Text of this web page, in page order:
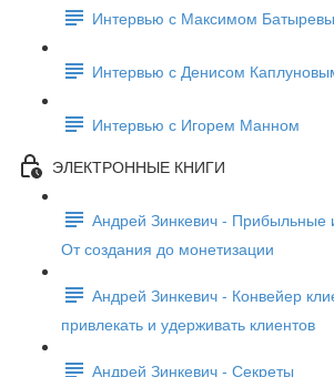
Интервью с Максимом
Интервью с Денисом
Интервью с Игорем Манном
ЭЛЕКТРОННЫЕ КНИГИ
Андрей Зинкевич - Прибыльные
От создания до монетизации
Андрей Зинкевич - Конвейер
привлекать и удерживать клиентов
Андрей Зинкевич - Секреты